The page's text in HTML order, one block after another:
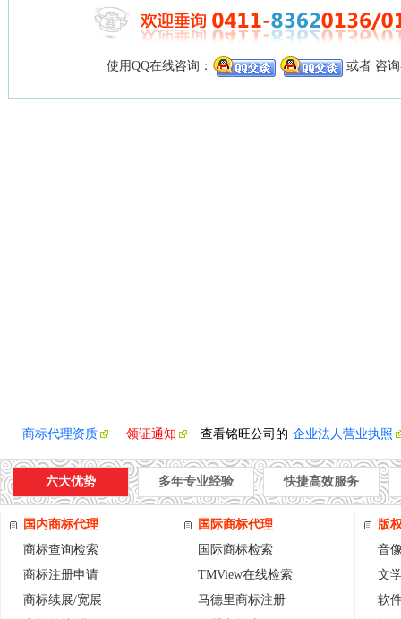
使用QQ在线咨询： 或者 咨
商标代理资质 领证通知 查看铭旺公司的 企业法人营业执照
六大优势 多年专业经验 快捷高效服务
国内商标代理
商标查询检索
商标注册申请
商标续展/宽展
国际商标代理
国际商标检索
TMView在线检索
马德里商标注册
版
音
文
软